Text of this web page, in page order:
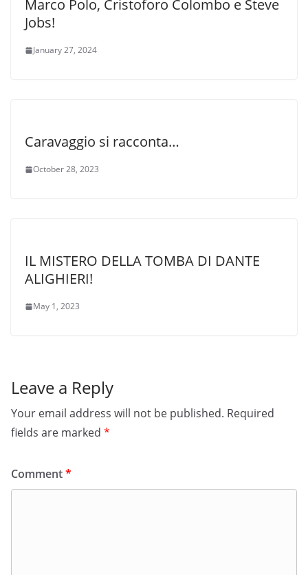
Marco Polo, Cristoforo Colombo e Steve
Jobs!
January 27, 2024
Caravaggio si racconta…
October 28, 2023
IL MISTERO DELLA TOMBA DI DANTE
ALIGHIERI!
May 1, 2023
Leave a Reply
Your email address will not be published. Required
fields are marked *
Comment*